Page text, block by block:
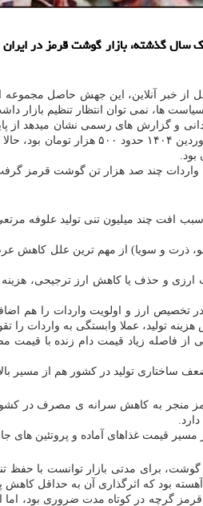
سال گذشته، بازار گوشت قرمز در
از خبر آنلاین، این جهش حاصل
ها، نمی توان انتظار تنظیم بازار
دوره توزیع گوشت تنظیم
چند صد هزار تن گوشت قرمز
چند میلیون تنی تولید علوفه مرتعی
ذرت و سویا) از مهم ترین علل کاهش
ارزی و حذف یا کاهش ارز ترجیحی،
در تخصیص ارز و اولویت واردات را هم
تولید، عملا وابستگی به واردات را
فاصله زیاد قیمت دام زنده با قیمت
ساختاری تولید در کشور هم از مسیر
منجر به کاهش سرانه ی مصرف در
قیمت غذاهای آماده و پروتئین های
برای مدتی بازار توانست با حفظ
بود که اثرگذاری آن به حداقل کاهش
گرچه در کوتاه مدت ضروری بود،